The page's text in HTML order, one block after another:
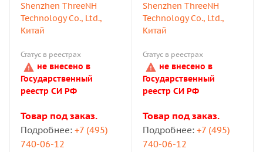
Shenzhen ThreeNH
Technology Co., Ltd.,
Китай
Статус в реестрах
не внесено в
Государственный
реестр СИ РФ
Товар под заказ.
Подробнее: +7 (495)
740-06-12
Shenzhen ThreeNH
Technology Co., Ltd.,
Китай
Статус в реестрах
не внесено в
Государственный
реестр СИ РФ
Товар под заказ.
Подробнее: +7 (495)
740-06-12